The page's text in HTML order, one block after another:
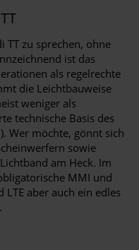
TT zu sprechen, ohne
ist das
als regelrechte
die Leichtbauweise
weniger als
technische Basis des
Wer möchte, gönnt sich
sowie
am Heck. Im
MMI und
LTE aber auch ein edles